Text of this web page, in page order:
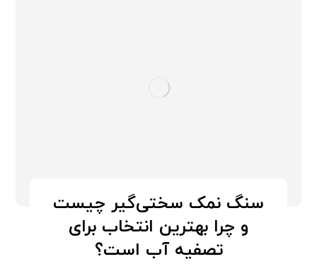
سنگ نمک سختی‌گیر چیست
و چرا بهترین انتخاب برای
تصفیه آب است؟